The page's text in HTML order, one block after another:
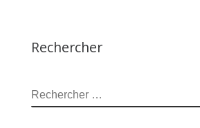
Rechercher
RECHERCHER